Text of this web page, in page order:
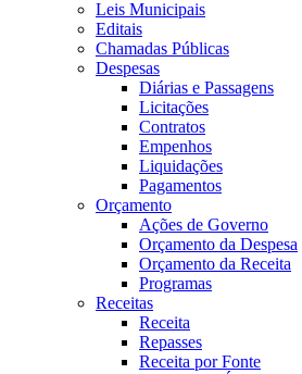
Leis Municipais
Editais
Chamadas Públicas
Despesas
Diárias e Passagens
Licitações
Contratos
Empenhos
Liquidações
Pagamentos
Orçamento
Ações de Governo
Orçamento da Despesa
Orçamento da Receita
Programas
Receitas
Receita
Repasses
Receita por Fonte